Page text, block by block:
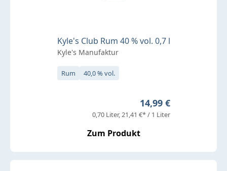
Kyle's Club Rum 40 % vol. 0,7 l
Kyle's Manufaktur
Rum 40,0 % vol.
Regulärer Preis:
14,99 €
0,70 Liter 21,41 €* / 1 Liter
Zum Produkt